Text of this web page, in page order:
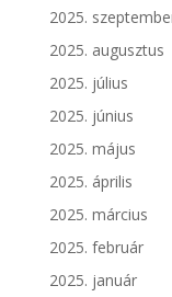
2025.
2025. augusztus
2025. július
2025. június
2025. május
2025. április
2025. március
2025. február
2025. január